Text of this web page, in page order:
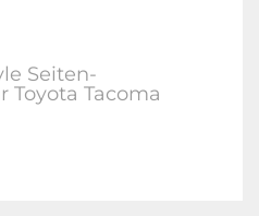
Seiten-
Toyota Tacoma